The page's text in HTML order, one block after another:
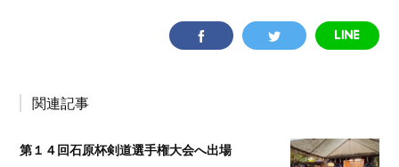
関連記事
第１４回石原杯剣道選手権大会へ出場